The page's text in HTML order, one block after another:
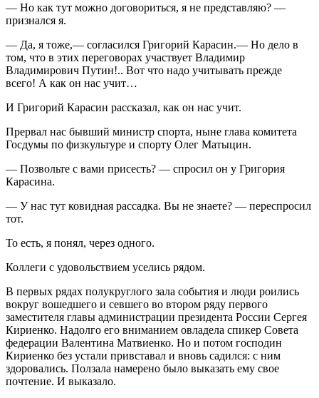
— Но как тут можно договориться, я не представляю? —
признался я.
— Да, я тоже,— согласился Григорий Карасин.— Но дело в
том, что в этих переговорах участвует Владимир
Владимирович Путин!.. Вот что надо учитывать прежде
всего! А как он нас учит…
И Григорий Карасин рассказал, как он нас учит.
Прервал нас бывший министр спорта, ныне глава комитета
Госдумы по физкультуре и спорту Олег Матыцин.
— Позвольте с вами присесть? — спросил он у Григория
Карасина.
— У нас тут ковидная рассадка. Вы не знаете? — переспросил
тот.
То есть, я понял, через одного.
Коллеги с удовольствием уселись рядом.
В первых рядах полукруглого зала события и люди роились
вокруг вошедшего и севшего во втором ряду первого
заместителя главы администрации президента России Сергея
Кириенко. Надолго его вниманием овладела спикер Совета
федерации Валентина Матвиенко. Но и потом господин
Кириенко без устали привставал и вновь садился: с ним
здоровались. Ползала намерено было выказать ему свое
почтение. И выказало.